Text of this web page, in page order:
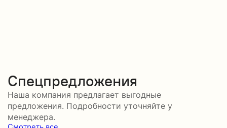
Спецпредложения
Наша компания предлагает выгодные
предложения. Подробности уточняйте у
менеджера.